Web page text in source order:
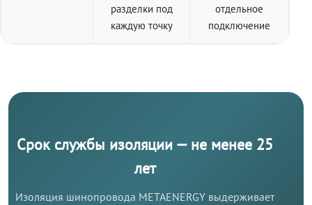
разделки под
каждую точку
отдельное
подключение
Срок службы изоляции — не менее 25
лет
Изоляция шинопровода METAENERGY выдерживает